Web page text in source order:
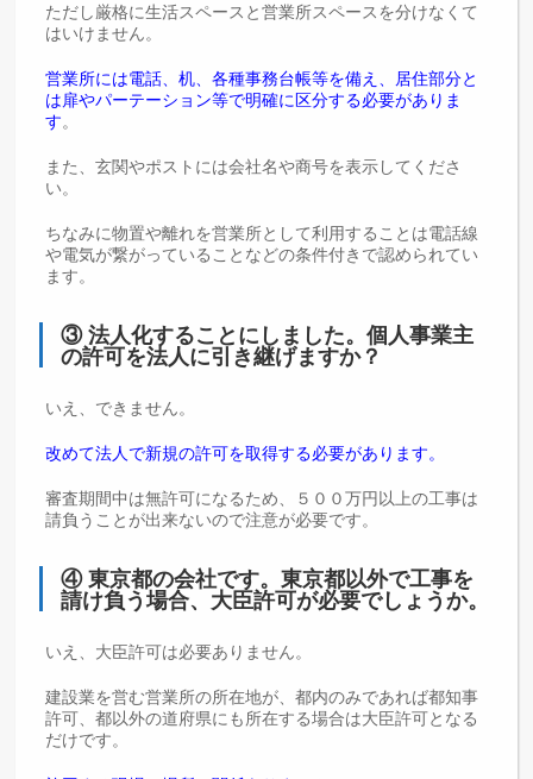
ただし厳格に生活スペースと営業所スペースを分けなくて
はいけません。
営業所には電話、机、各種事務台帳等を備え、居住部分と
は扉やパーテーション等で明確に区分する必要がありま
す。
また、玄関やポストには会社名や商号を表示してくださ
い。
ちなみに物置や離れを営業所として利用することは電話線
や電気が繋がっていることなどの条件付きで認められてい
ます。
③ 法人化することにしました。個人事業主
の許可を法人に引き継げますか？
いえ、できません。
改めて法人で新規の許可を取得する必要があります。
審査期間中は無許可になるため、５００万円以上の工事は
請負うことが出来ないので注意が必要です。
④ 東京都の会社です。東京都以外で工事を
請け負う場合、大臣許可が必要でしょうか。
いえ、大臣許可は必要ありません。
建設業を営む営業所の所在地が、都内のみであれば都知事
許可、都以外の道府県にも所在する場合は大臣許可となる
だけです。